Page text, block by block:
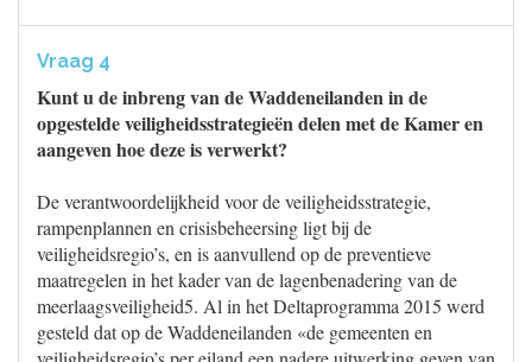
Vraag 4
Kunt u de inbreng van de Waddeneilanden in de
opgestelde veiligheidsstrategieën delen met de Kamer en
aangeven hoe deze is verwerkt?
De verantwoordelijkheid voor de veiligheidsstrategie,
rampenplannen en crisisbeheersing ligt bij de
veiligheidsregio’s, en is aanvullend op de preventieve
maatregelen in het kader van de lagenbenadering van de
meerlaagsveiligheid5. Al in het Deltaprogramma 2015 werd
gesteld dat op de Waddeneilanden «de gemeenten en